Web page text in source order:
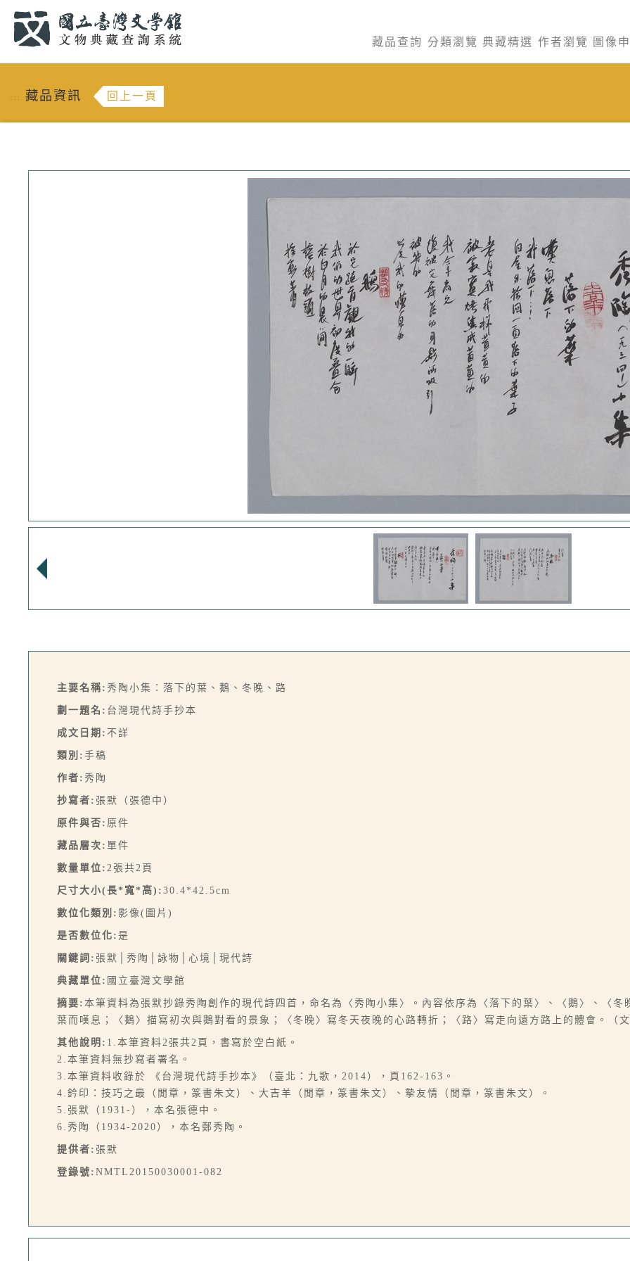
藏品查詢 分類瀏覽 典藏精選 作者瀏覽 圖像
::: 藏品資訊 回上一頁
主要名稱: 秀陶小集：落下的葉、鵝、冬晚、路
劃一題名: 台灣現代詩手抄本
成文日期: 不詳
類別: 手稿
作者: 秀陶
抄寫者: 張默（張德中）
原件與否: 原件
藏品層次: 單件
數量單位: 2張共2頁
尺寸大小(長*寬*高): 30.4*42.5cm
數位化類別: 影像(圖片)
是否數位化: 是
關鍵詞: 張默│秀陶│詠物│心境│現代詩
典藏單位: 國立臺灣文學館
摘要: 本筆資料為張默抄錄秀陶創作的現代詩四首，命名為〈秀陶小集〉。內容依序為〈落下的葉〉、〈鵝〉、〈
葉而嘆息；〈鵝〉描寫初次與鵝對看的景象；〈冬晚〉寫冬天夜晚的心路轉折；〈路〉寫走向遠方路上的體會。（
其他說明: 1.本筆資料2張共2頁，書寫於空白紙。
2.本筆資料無抄寫者署名。
3.本筆資料收錄於 《台灣現代詩手抄本》（臺北：九歌，2014），頁162-163。
4.鈐印：技巧之最（閒章，篆書朱文）、大吉羊（閒章，篆書朱文）、摯友情（閒章，篆書朱文）。
5.張默（1931-），本名張德中。
6.秀陶（1934-2020），本名鄭秀陶。
提供者: 張默
登錄號: NMTL20150030001-082